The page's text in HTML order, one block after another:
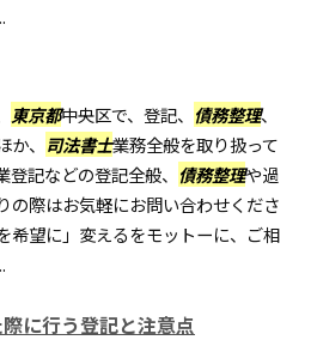
東京都中央区で、登記、 債務整理、
、 司法書士業務全般を取り扱って
記などの登記全般、 債務整理や過
の際はお気軽にお問い合わせくださ
希望に」変えるをモットーに、ご相
に行う登記と注意点